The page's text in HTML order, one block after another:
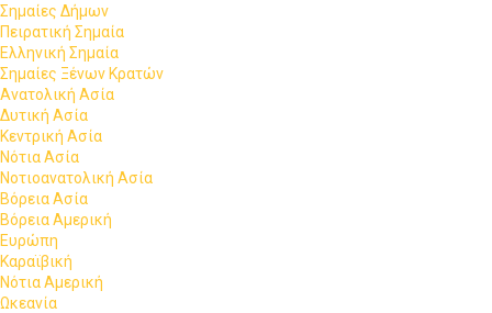
Σημαίες Δήμων
Πειρατική Σημαία
Ελληνική Σημαία
Σημαίες Ξένων Κρατών
Ανατολική Ασία
Δυτική Ασία
Κεντρική Ασία
Νότια Ασία
Νοτιοανατολική Ασία
Βόρεια Ασία
Βόρεια Αμερική
Ευρώπη
Καραϊβική
Νότια Αμερική
Ωκεανία